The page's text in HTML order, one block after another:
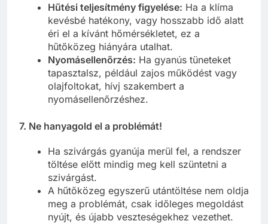
Hűtési teljesítmény figyelése: Ha a klíma
kevésbé hatékony, vagy hosszabb idő alatt
éri el a kívánt hőmérsékletet, ez a
hűtőközeg hiányára utalhat.
Nyomásellenőrzés: Ha gyanús tüneteket
tapasztalsz, például zajos működést vagy
olajfoltokat, hívj szakembert a
nyomásellenőrzéshez.
7. Ne hanyagold el a problémát!
Ha szivárgás gyanúja merül fel, a rendszer
töltése előtt mindig meg kell szüntetni a
szivárgást.
A hűtőközeg egyszerű utántöltése nem oldja
meg a problémát, csak időleges megoldást
nyújt, és újabb veszteségekhez vezethet.